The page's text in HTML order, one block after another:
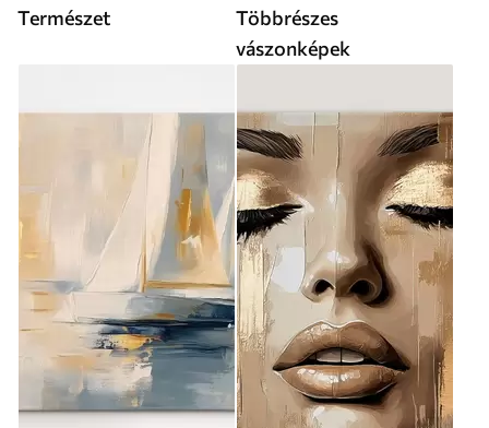
Természet
Többrészes
vászonképek